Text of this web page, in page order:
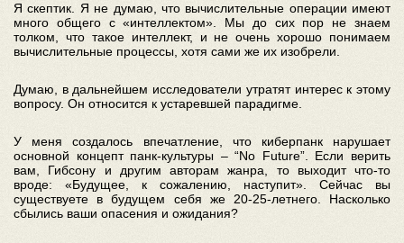
Я скептик. Я не думаю, что вычислительные операции имеют
много общего с «интеллектом». Мы до сих пор не знаем
толком, что такое интеллект, и не очень хорошо понимаем
вычислительные процессы, хотя сами же их изобрели.
Думаю, в дальнейшем исследователи утратят интерес к этому
вопросу. Он относится к устаревшей парадигме.
У меня создалось впечатление, что киберпанк нарушает
основной концепт панк-культуры – “No Future”. Если верить
вам, Гибсону и другим авторам жанра, то выходит что-то
вроде: «Будущее, к сожалению, наступит». Сейчас вы
существуете в будущем себя же 20-25-летнего. Насколько
сбылись ваши опасения и ожидания?